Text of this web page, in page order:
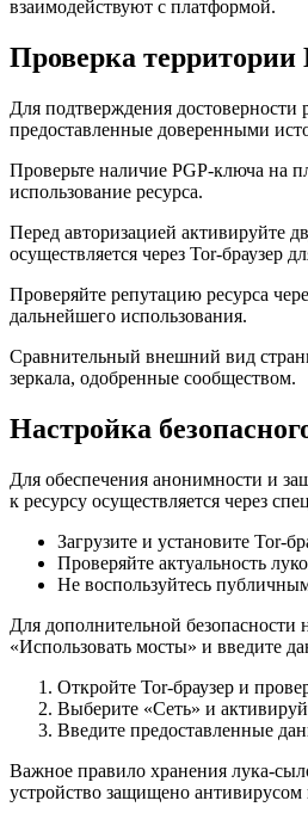
взаимодействуют с платформой.
Проверка территории
Для подтверждения достоверности
предоставленные доверенными
Проверьте наличие PGP-ключа на
использование ресурса.
Перед авторизацией активируйте
осуществляется через Tor-браузер
Проверяйте репутацию ресурса
дальнейшего использования.
Сравнительный внешний вид
зеркала, одобренные сообществом.
Настройка
Для обеспечения анонимности и
к ресурсу осуществляется через
Загрузите и установите Tor-
Проверяйте актуальность
Не воспользуйтесь
Для дополнительной безопасности
«Использовать мосты» и введите
Откройте Tor-браузер и
Выберите «Сеть» и
Введите предоставленные
Важное правило хранения лука-
устройство защищено